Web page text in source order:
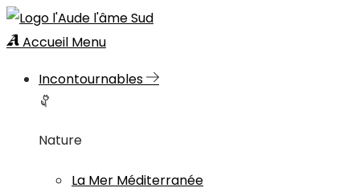
Accueil Menu
Incontournables
Nature
La Mer Méditerranée